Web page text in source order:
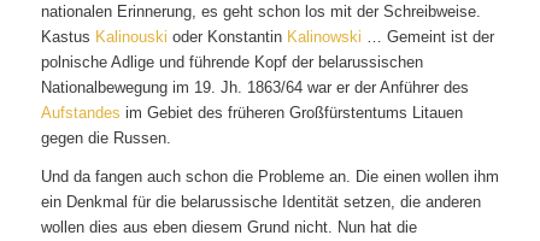
nationalen Erinnerung, es geht schon los mit der Schreibweise.
Kastus Kalinouski oder Konstantin Kalinowski
… Gemeint ist der
polnische Adlige und führende Kopf der belarussischen
Nationalbewegung im 19. Jh. 1863/64 war er der Anführer des
Aufstandes im Gebiet des früheren Großfürstentums Litauen
gegen die Russen.
Und da fangen auch schon die Probleme an. Die einen wollen ihm
ein Denkmal für die belarussische Identität setzen, die anderen
wollen dies aus eben diesem Grund nicht. Nun hat die